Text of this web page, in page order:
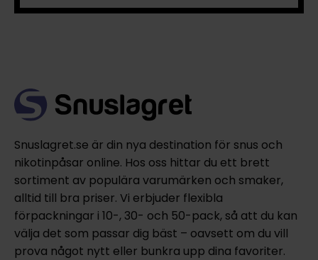
Snuslagret.se är din nya destination för snus och
nikotinpåsar online. Hos oss hittar du ett brett
sortiment av populära varumärken och smaker,
alltid till bra priser. Vi erbjuder flexibla
förpackningar i 10-, 30- och 50-pack, så att du kan
välja det som passar dig bäst – oavsett om du vill
prova något nytt eller bunkra upp dina favoriter.